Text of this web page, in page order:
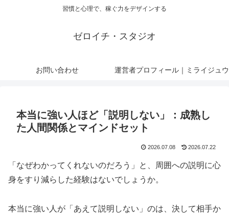
習慣と心理で、稼ぐ力をデザインする
ゼロイチ・スタジオ
お問い合わせ 運営者プロフィール｜ミライジュウ
本当に強い人ほど「説明しない」：成熟し
た人間関係とマインドセット
2026.07.08 2026.07.22
「なぜわかってくれないのだろう」と、周囲への説明に心
身をすり減らした経験はないでしょうか。
本当に強い人が「あえて説明しない」のは、決して相手か